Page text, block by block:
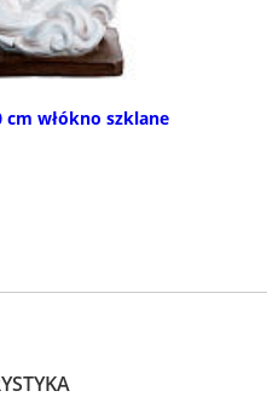
cm włókno szklane